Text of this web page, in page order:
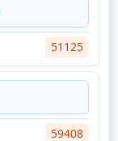
51125
59408